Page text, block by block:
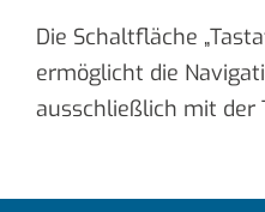
Die Schaltfläche
ermöglicht die
ausschließlich mit der